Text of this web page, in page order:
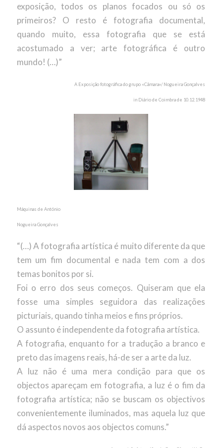
exposição, todos os planos focados ou só os
primeiros? O resto é fotografia documental,
quando muito, essa fotografia que se está
acostumado a ver; arte fotográfica é outro
mundo! (…)”
A Exposição fotográfica do grupo «Câmara»/ Nogueira Gonçalves
in Diário de Coimbra de 10.12.1948
Máquinas de António
Nogueira Gonçalves
“(…) A fotografia artística é muito diferente da que
tem um fim documental e nada tem com a dos
temas bonitos por si.
Foi o erro dos seus começos. Quiseram que ela
fosse uma simples seguidora das realizações
picturiais, quando tinha meios e fins próprios.
O assunto é independente da fotografia artística.
A fotografia, enquanto for a tradução a branco e
preto das imagens reais, há-de ser a arte da luz.
A luz não é uma mera condição para que os
objectos apareçam em fotografia, a luz é o fim da
fotografia artística; não se buscam os objectivos
convenientemente iluminados, mas aquela luz que
dá aspectos novos aos objectos comuns.”